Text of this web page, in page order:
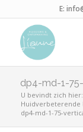
E:
dp4-md-1-
U bevindt zich hier:
Huidverbeterende
dp4-md-1-75-